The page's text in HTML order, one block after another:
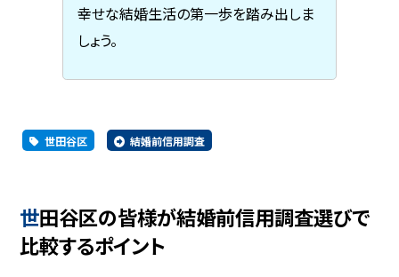
幸せな結婚生活の第一歩を踏み出しま
しょう。
世田谷区 結婚前信用調査
世田谷区の皆様が結婚前信用調査選びで
比較するポイント